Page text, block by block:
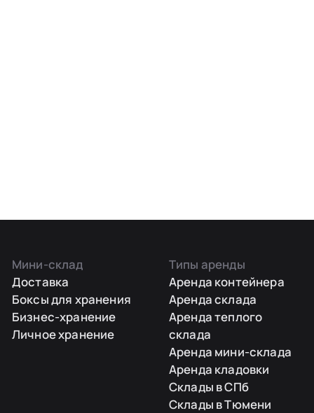
Мини-склад
Доставка
Боксы для хранения
Бизнес-хранение
Личное хранение
Типы аренды
Аренда контейнера
Аренда склада
Аренда теплого
склада
Аренда мини-склада
Аренда кладовки
Склады в СПб
Склады в Тюмени